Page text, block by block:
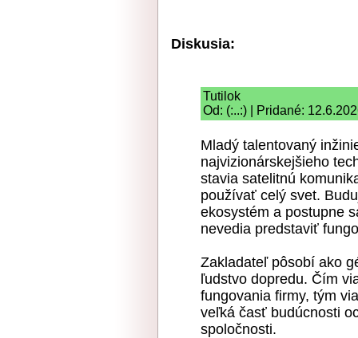
Diskusia:
Tutilok
Od: (:..:) | Pridané:
Mladý talentovaný
najvizionárskejšieho
stavia satelitnú
používať celý svet.
ekosystém a postupne
nevedia predstaviť
Zakladateľ pôsobí ako
ľudstvo dopredu. Čím
fungovania firmy, tým
veľká časť budúcnosti
spoločnosti.